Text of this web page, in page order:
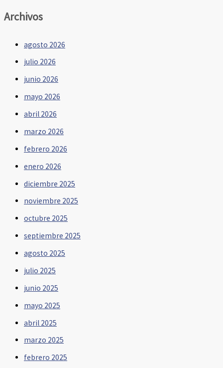
Archivos
agosto 2026
julio 2026
junio 2026
mayo 2026
abril 2026
marzo 2026
febrero 2026
enero 2026
diciembre 2025
noviembre 2025
octubre 2025
septiembre 2025
agosto 2025
julio 2025
junio 2025
mayo 2025
abril 2025
marzo 2025
febrero 2025